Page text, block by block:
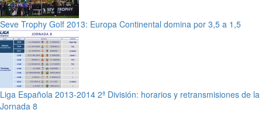
Seve Trophy Golf 2013: Europa Continental domina por 3,5 a 1,5
Liga Española 2013-2014 2ª División: horarios y retransmisiones de la
Jornada 8